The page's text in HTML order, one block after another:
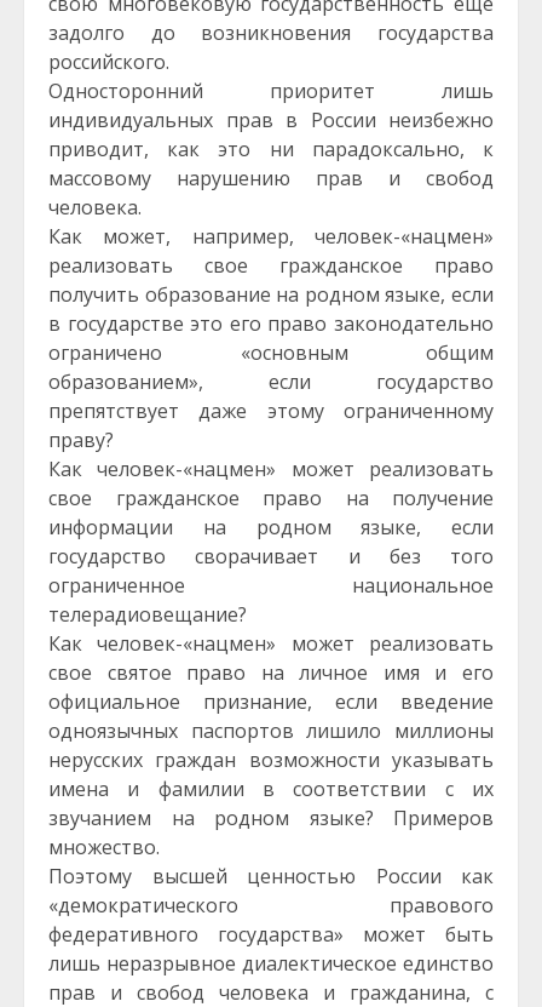
задолго до возникновения государства
российского.
Односторонний приоритет лишь
индивидуальных прав в России неизбежно
приводит, как это ни парадоксально, к
массовому нарушению прав и свобод
человека.
Как может, например, человек-«нацмен»
реализовать свое гражданское право
получить образование на родном языке, если
в государстве это его право законодательно
ограничено «основным общим
образованием», если государство
препятствует даже этому ограниченному
праву?
Как человек-«нацмен» может реализовать
свое гражданское право на получение
информации на родном языке, если
государство сворачивает и без того
ограниченное национальное
телерадиовещание?
Как человек-«нацмен» может реализовать
свое святое право на личное имя и его
официальное признание, если введение
одноязычных паспортов лишило миллионы
нерусских граждан возможности указывать
имена и фамилии в соответствии с их
звучанием на родном языке? Примеров
множество.
Поэтому высшей ценностью России как
«демократического правового
федеративного государства» может быть
лишь неразрывное диалектическое единство
прав и свобод человека и гражданина, с